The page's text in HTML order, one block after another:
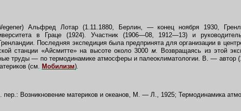
Альфред Лотар (1.11.1880, Берлин, — конец ноября 1930,
в Граце (1924). Участник (1906—08, 1912—13) и
Последняя экспедиция была предпринята для организации в
станции «Айсмитте» на высоте около 3000 м.
Возвращаясь из этой
труды — по термодинамике атмосферы и палеоклиматологии. В. — автор
(см. Мобилизм).
пер.: Возникновение материков и океанов, М. — Л., 1925; Термодинамика